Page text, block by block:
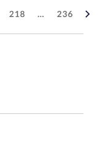
218 … 236